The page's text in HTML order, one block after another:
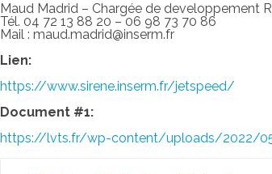
Maud Madrid – Chargée de developpement
Tél. 04 72 13 88 20 – 06 98 73 70 86
Mail : maud.madrid@inserm.fr
Lien:
https://www.sirene.inserm.fr/jetspeed/
Document #1:
https://lvts.fr/wp-content/uploads/2022/